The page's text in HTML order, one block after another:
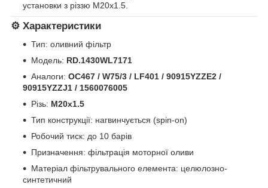
установки з різзю M20x1.5.
⚙️ Характеристики
Тип: оливний фільтр
Модель: RD.1430WL7171
Аналоги: OC467 / W75/3 / LF401 / 90915YZZE2 /
90915YZZJ1 / 1560076005
Різь: M20x1.5
Тип конструкції: нагвинчується (spin-on)
Робочий тиск: до 10 барів
Призначення: фільтрація моторної оливи
Матеріал фільтрувального елемента: целюлозно-
синтетичний